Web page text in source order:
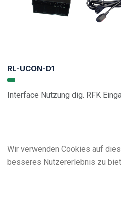
RL-UCON-D1
Interface Nutzung dig. RFK
Wir verwenden Cookies auf
besseres Nutzererlebnis zu